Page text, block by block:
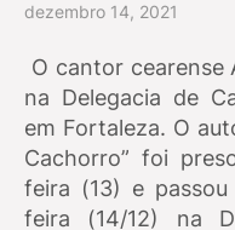
dezembro 14, 2021
O cantor cearense
na Delegacia de
em Fortaleza. O
Cachorro” foi
feira (13) e
feira (14/12) na